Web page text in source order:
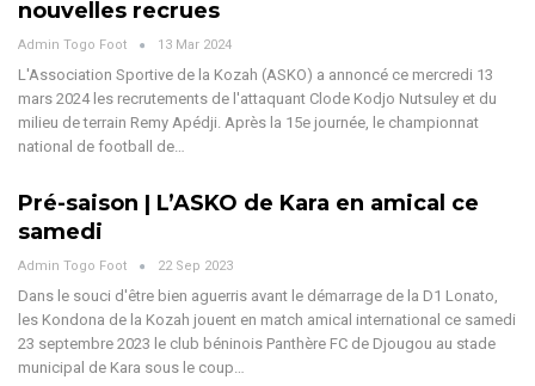
nouvelles recrues
Admin Togo Foot 13 Mar 2024
L'Association Sportive de la Kozah (ASKO) a annoncé ce mercredi 13
mars 2024 les recrutements de l'attaquant Clode Kodjo Nutsuley et du
milieu de terrain Remy Apédji. Après la 15e journée, le championnat
national de football de…
Pré-saison | L’ASKO de Kara en amical ce
samedi
Admin Togo Foot 22 Sep 2023
Dans le souci d'être bien aguerris avant le démarrage de la D1 Lonato,
les Kondona de la Kozah jouent en match amical international ce samedi
23 septembre 2023 le club béninois Panthère FC de Djougou au stade
municipal de Kara sous le coup…